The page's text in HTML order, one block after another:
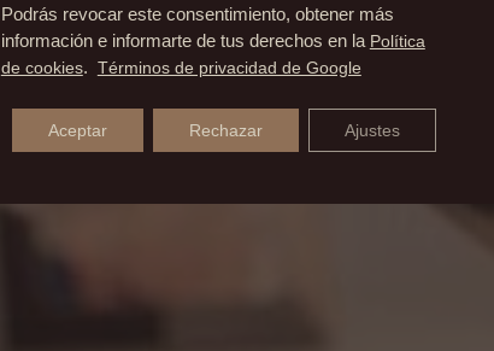
Podrás revocar este consentimiento, obtener más
información e informarte de tus derechos en la Política
de cookies. Términos de privacidad de Google
Aceptar Rechazar Ajustes